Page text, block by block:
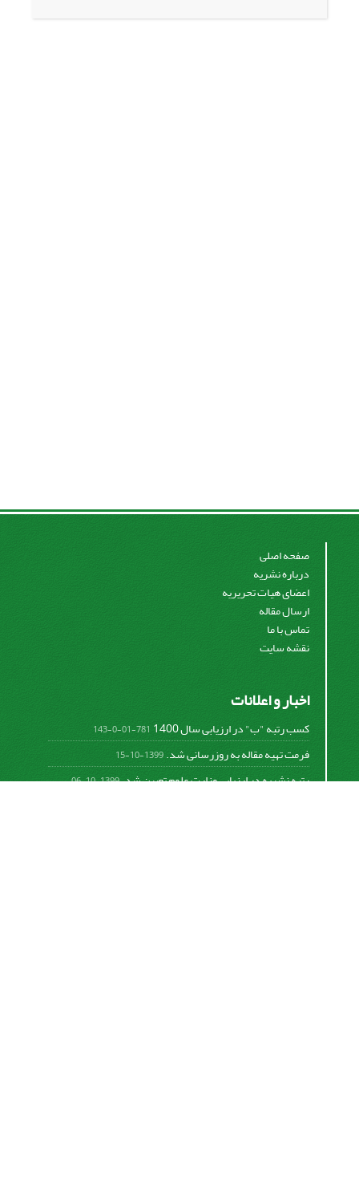
صفحه اصلی
درباره نشریه
اعضای هیات تحریریه
ارسال مقاله
تماس با ما
نقشه سایت
اخبار و اعلانات
کسب رتبه "ب" در ارزیابی سال 1400 781-01-0-143
فرمت تهیه مقاله به روزرسانی شد.1399-10-15
رتبه نشریه در ارزیابی وزارت علوم تعیین شد.1399-10-06